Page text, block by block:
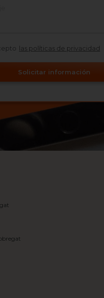
las políticas de privacidad
Solicitar información